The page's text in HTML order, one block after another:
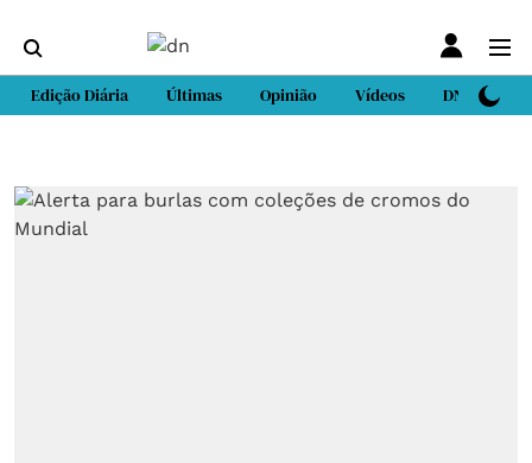
Edição Diária Últimas Opinião Vídeos DN Sport